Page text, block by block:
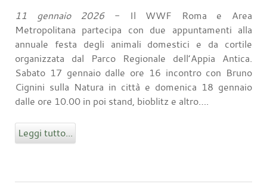
11 gennaio 2026- Il WWF Roma e Area
Metropolitana partecipa con due appuntamenti alla
annuale festa degli animali domestici e da cortile
organizzata dal Parco Regionale dell’Appia Antica.
Sabato 17 gennaio dalle ore 16 incontro con Bruno
Cignini sulla Natura in città e domenica 18 gennaio
dalle ore 10.00 in poi stand, bioblitz e altro….
Leggi tutto...